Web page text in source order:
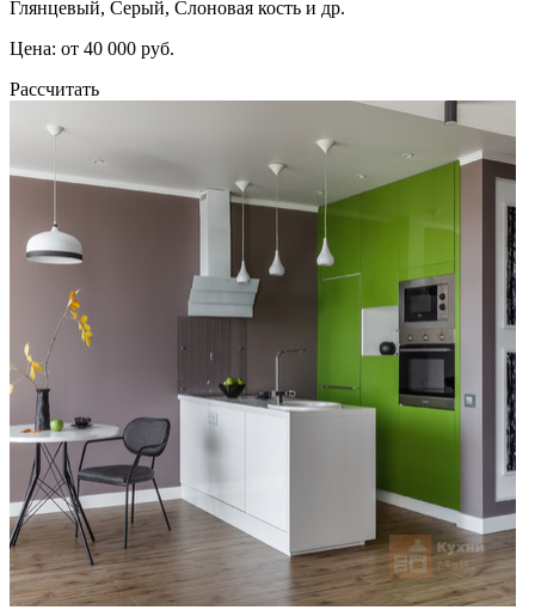
Глянцевый, Серый, Слоновая кость и др.
Цена: от 40 000 руб.
Рассчитать